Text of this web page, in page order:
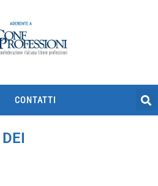
CONTATTI